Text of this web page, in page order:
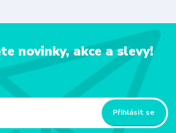
novinky, akce a slevy!
Přihlásit se